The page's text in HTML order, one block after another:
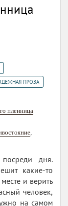
ПРОЗА
пленница
дня.
какие-то
и верить
человек,
на самом